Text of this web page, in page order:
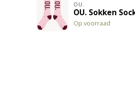
OU.
OU. Sokken
Op voorraad